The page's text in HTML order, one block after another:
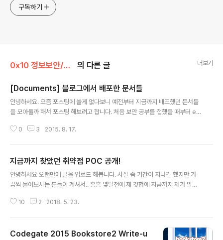
구독하기
0x10 정보보안/0x13 Write-Up 의 다른 글 더보기
[Documents] 블로그에서 배포한 문서들
안녕하세요. 요즘 포스팅에 쓸게 없다보니 예전부터 지금까지 배포했던 문서들
을 모아둘까 해서 포스팅 해보려고 합니다. 처음 보안 공부를 접했을 때부터 ex
야밖에 안보이네요! 그래도 가끔씩 컨퍼런스 같은 곳에서 새로운 사람을 만날때
블로그 포스팅에 하나 남기고 있는데 언제가 될 진 모르지만 문서들을 계속 써
볼 예정입니다. 아래는 제가 지금까지 작성한 문서들 리스트입니다. (아직은 4
건밖에 없네요.) 2015/01/15 - [0x10 정보보안/0x15 System] -..
0 3 2015. 8. 17.
지금까지 찾았던 취약점 POC 공개!
안녕하세요 오랜만에 글을 업로드 해봅니다. 사실 좀 기간이 지나긴 했지만 가
끔씩 물어보시는 분들이 계셔서.. 흠흠 몇달전에 제 깃헙에 지금까지 제가 발견
수는 없어서 벤더사와 버그바운티사의 허락을 받은 취약점의 POC 만 공개합니
목적이라 코드가 그리 깔끔하지 않습니다. 일부 POC는 EIP를 바꾸는 것도 있
10 2 2018. 5. 23.
Codegate 2015 Bookstore2 Write-u